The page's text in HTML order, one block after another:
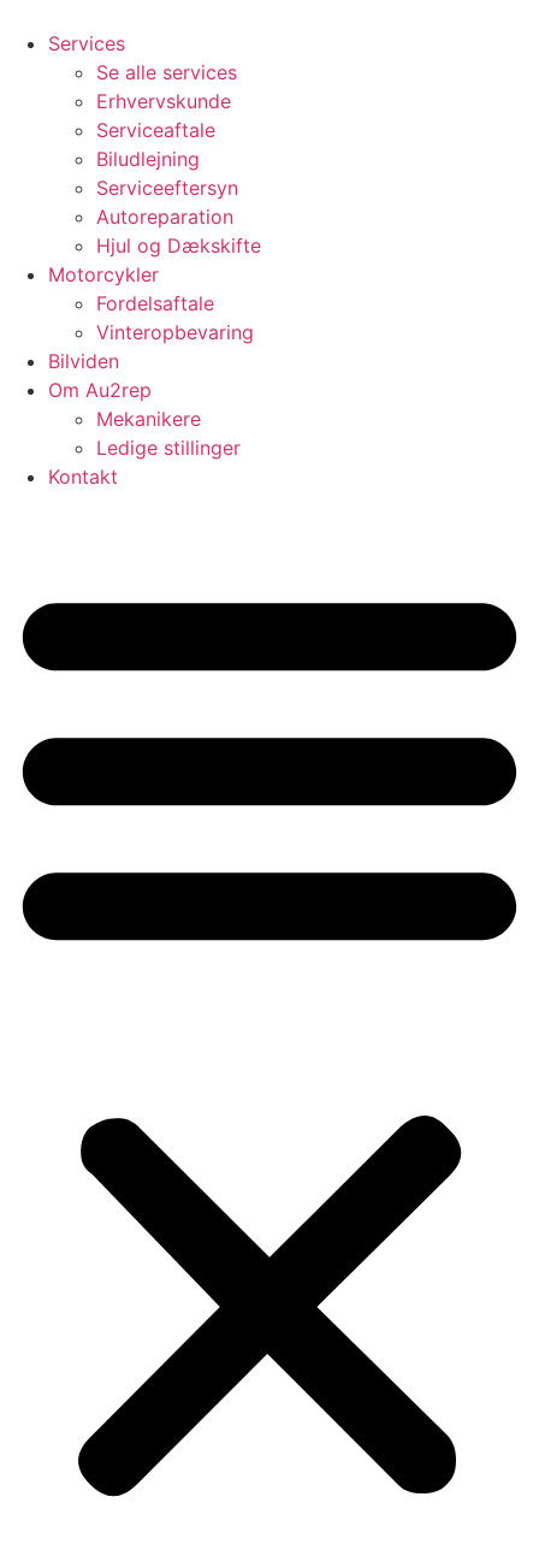
Services
Se alle services
Erhvervskunde
Serviceaftale
Biludlejning
Serviceeftersyn
Autoreparation
Hjul og Dækskifte
Motorcykler
Fordelsaftale
Vinteropbevaring
Bilviden
Om Au2rep
Mekanikere
Ledige stillinger
Kontakt